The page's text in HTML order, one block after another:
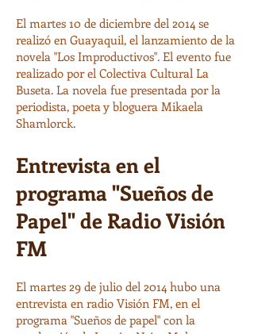
El martes 10 de diciembre del 2014 se
realizó en Guayaquil, el lanzamiento de la
novela "Los Improductivos". El evento fue
realizado por el Colectiva Cultural La
Buseta. La novela fue presentada por la
periodista, poeta y bloguera Mikaela
Shamlorck.
Entrevista en el
programa "Sueños de
Papel" de Radio Visión
FM
El martes 29 de julio del 2014 hubo una
entrevista en radio Visión FM, en el
programa "Sueños de papel" con la